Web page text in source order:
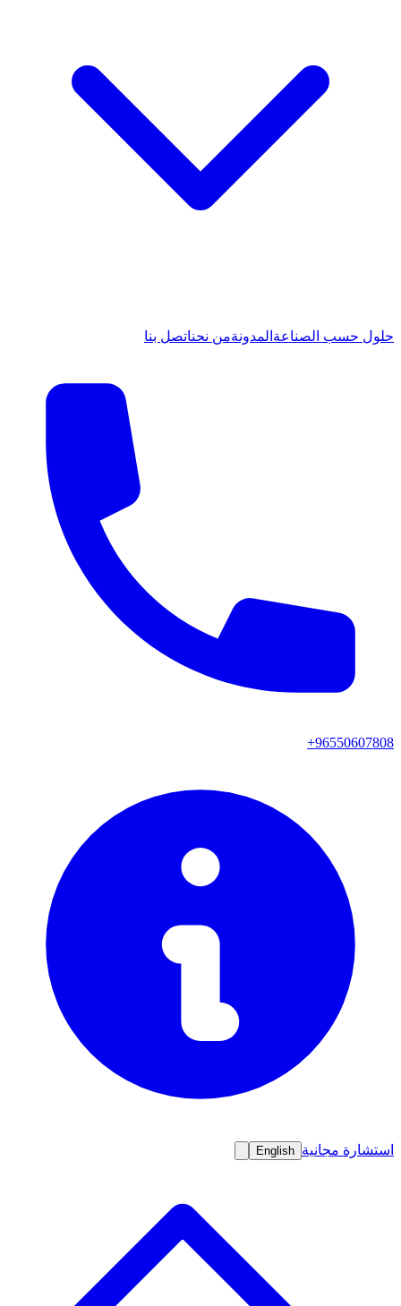
حلول حسب الصناعة المدونةمن نحناتصل بنا
+96550607808
استشارة مجانية English